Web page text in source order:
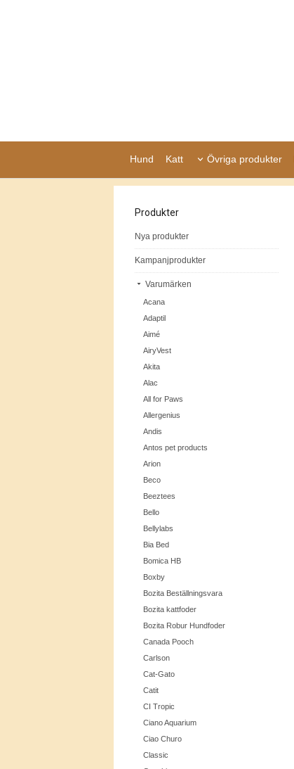
Hund Katt Övriga produkter
Produkter
Nya produkter
Kampanjprodukter
Varumärken
Acana
Adaptil
Aimé
AiryVest
Akita
Alac
All for Paws
Allergenius
Andis
Antos pet products
Arion
Beco
Beeztees
Bello
Bellylabs
Bia Bed
Bomica HB
Boxby
Bozita Beställningsvara
Bozita kattfoder
Bozita Robur Hundfoder
Canada Pooch
Carlson
Cat-Gato
Catit
CI Tropic
Ciano Aquarium
Ciao Churo
Classic